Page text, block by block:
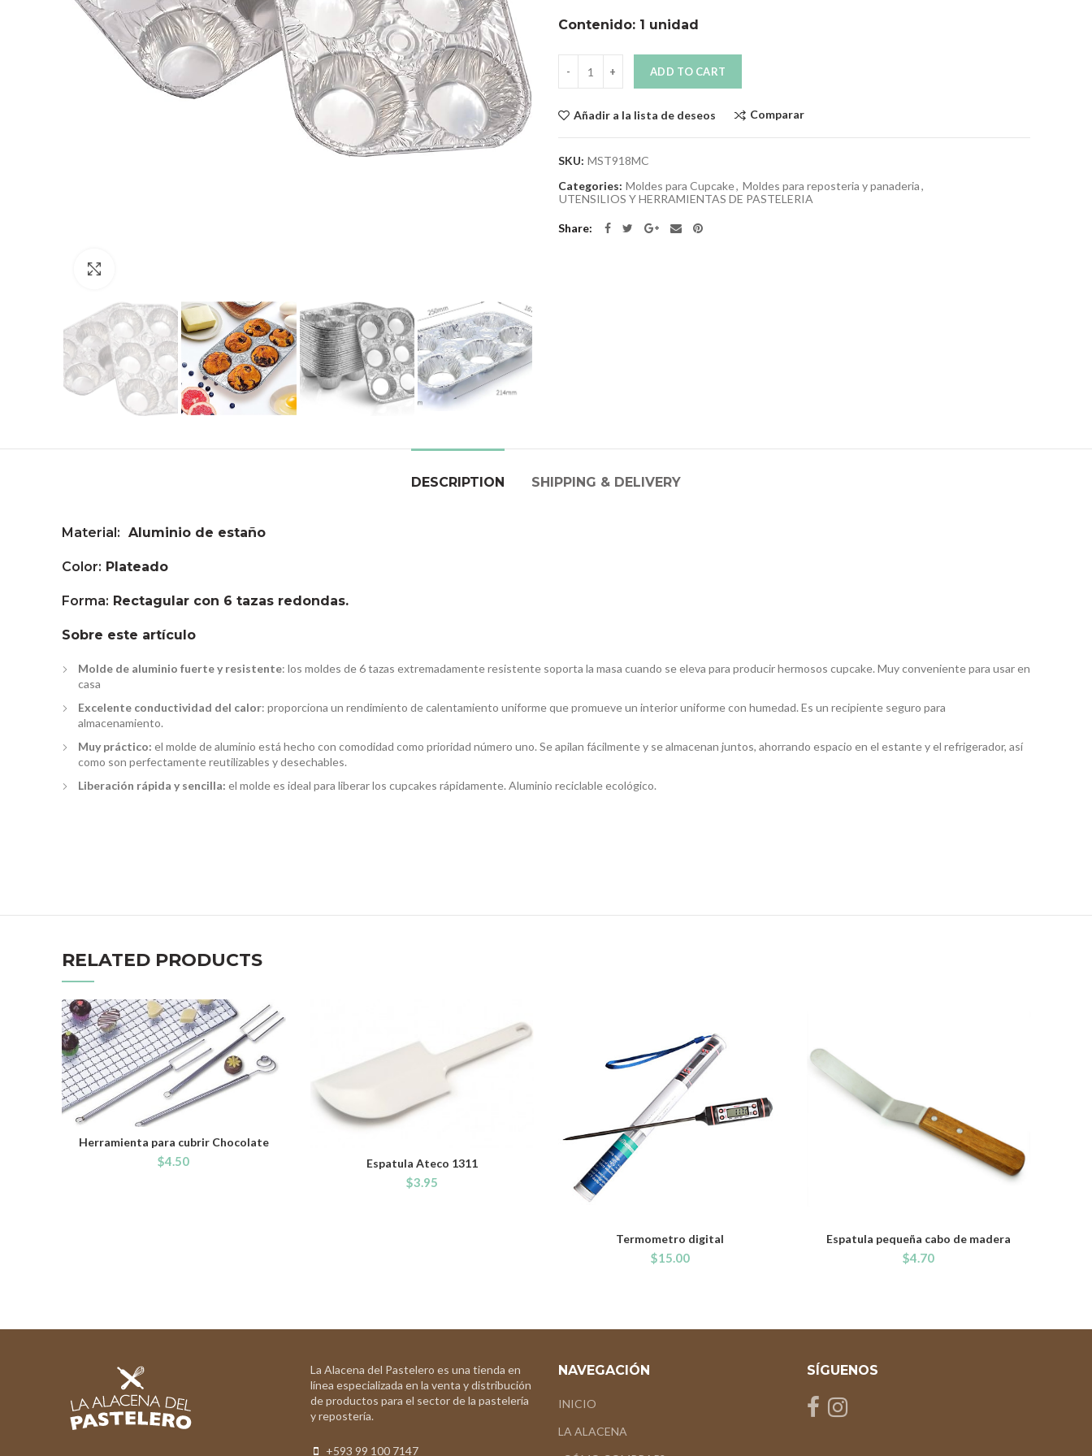
Contenido: 1 unidad
ADD TO CART
Añadir a la lista de deseos Comparar
SKU: MST918MC
Categories: Moldes para Cupcake, Moldes para reposteria y panaderia,
UTENSILIOS Y HERRAMIENTAS DE PASTELERIA
Share
DESCRIPTION SHIPPING & DELIVERY
Material: Aluminio de estaño
Color: Plateado
Forma: Rectagular con 6 tazas redondas.
Sobre este artículo
Molde de aluminio fuerte y resistente: los moldes de 6 tazas extremadamente resistente soporta la masa cuando se eleva para producir hermosos cupcake. Muy conveniente para usar en
casa
Excelente conductividad del calor: proporciona un rendimiento de calentamiento uniforme que promueve un interior uniforme con humedad. Es un recipiente seguro para
almacenamiento.
Muy práctico: el molde de aluminio está hecho con comodidad como prioridad número uno. Se apilan fácilmente y se almacenan juntos, ahorrando espacio en el estante y el refrigerador, así
como son perfectamente reutilizables y desechables.
Liberación rápida y sencilla: el molde es ideal para liberar los cupcakes rápidamente. Aluminio reciclable ecológico.
RELATED PRODUCTS
ADD TO CART
Herramienta para cubrir Chocolate
$4.50 ADD TO CART
Espatula Ateco 1311
$3.95
ADD TO CART
Termometro digital
$15.00
ADD TO CART
Espatula pequeña cabo de madera
$4.70
La Alacena del Pastelero es una tienda en
línea especializada en la venta y distribución
de productos para el sector de la pastelería
y repostería.
+593 99 100 7147
NAVEGACIÓN
INICIO
LA ALACENA
SÍGUENOS